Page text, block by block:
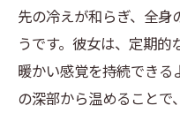
先の冷えが和らぎ、全身
うです。彼女は、定期
暖かい感覚を持続でき
の深部から温めることで